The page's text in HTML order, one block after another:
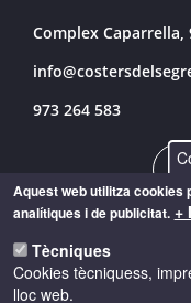
Complex Caparrella,
973 264 583
© Copyright 2026 -
Accessibilitat
Aquest web utilitza cookies
analítiques i de publicitat. +
Tècniques
Cookies tècniquess,
lloc web.